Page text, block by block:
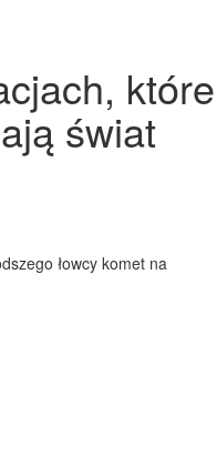
które
świat
łowcy komet na